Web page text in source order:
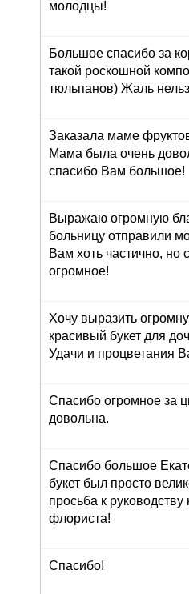
молодцы!
Большое спасибо за
такой роскошной
тюльпанов) Жаль
Заказала маме
Мама была очень
спасибо Вам большое!
Выражаю огромную
больницу отправили
Вам хоть частично,
огромное!
Хочу выразить
красивый букет для
Удачи и процветания
Спасибо огромное за
довольна.
Спасибо большое
букет был просто
просьба к
флориста!
Спасибо!